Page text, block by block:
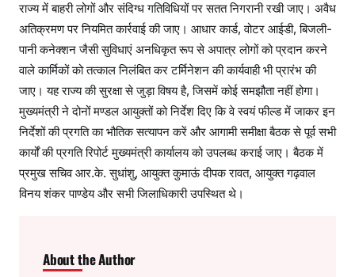
राज्य में बाहरी लोगों और संदिग्ध गतिविधियों पर सतत निगरानी रखी जाए। अवैध
अतिक्रमण पर नियमित कार्रवाई की जाए। आधार कार्ड, वोटर आईडी, बिजली-
पानी कनेक्शन जैसी सुविधाएं अनधिकृत रूप से अपात्र लोगों को प्रदान करने
वाले कार्मिकों को तत्काल निलंबित कर टर्मिनेशन की कार्यवाही भी प्रारंभ की
जाए। यह राज्य की सुरक्षा से जुड़ा विषय है, जिसमें कोई समझौता नहीं होगा।
मुख्यमंत्री ने दोनों मण्डल आयुक्तों को निर्देश दिए कि वे स्वयं फील्ड में जाकर इन
निर्देशों की प्रगति का भौतिक सत्यापन करें और आगामी समीक्षा बैठक से पूर्व सभी
कार्यों की प्रगति रिपोर्ट मुख्यमंत्री कार्यालय को उपलब्ध कराई जाए। बैठक में
प्रमुख सचिव आर.के. सुधांशु, आयुक्त कुमाऊं दीपक रावत, आयुक्त गढ़वाल
विनय शंकर पाण्डेय और सभी जिलाधिकारी उपस्थित थे।
About the Author